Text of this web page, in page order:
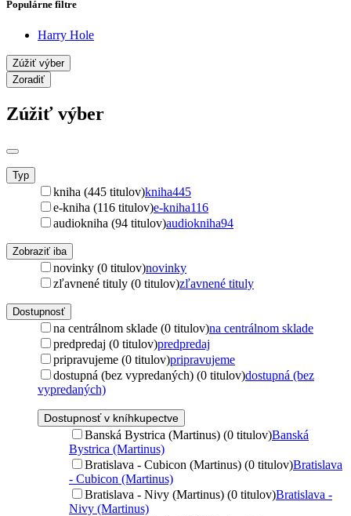
Populárne filtre
Harry Hole
Zúžiť výber
Zoradiť
Zúžiť výber
Typ
kniha (445 titulov)kniha445
e-kniha (116 titulov)e-kniha116
audiokniha (94 titulov)audiokniha94
Zobraziť iba
novinky (0 titulov)novinky
zľavnené tituly (0 titulov)zľavnené tituly
Dostupnosť
na centrálnom sklade (0 titulov)na centrálnom sklade
predpredaj (0 titulov)predpredaj
pripravujeme (0 titulov)pripravujeme
dostupná (bez vypredaných) (0 titulov)dostupná (bez
vypredaných)
Dostupnosť v kníhkupectve
Banská Bystrica (Martinus) (0 titulov)Banská
Bystrica (Martinus)
Bratislava - Cubicon (Martinus) (0 titulov)Bratislava
- Cubicon (Martinus)
Bratislava - Nivy (Martinus) (0 titulov)Bratislava -
Nivy (Martinus)